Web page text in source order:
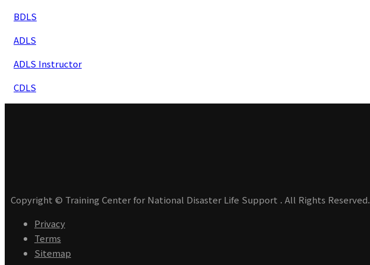
BDLS
ADLS
ADLS Instructor
CDLS
Copyright © Training Center for National Disaster Life Support . All Rights Reserved.
Privacy
Terms
Sitemap